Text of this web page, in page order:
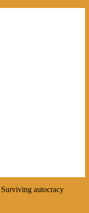
Surviving autocracy